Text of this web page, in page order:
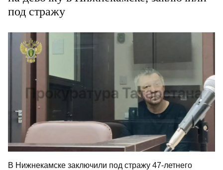
под стражу
В Нижнекамске заключили под стражу 47-летнего